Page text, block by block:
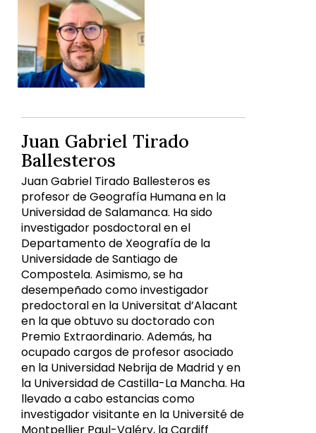
Juan Gabriel Tirado
Ballesteros
Juan Gabriel Tirado Ballesteros es
profesor de Geografía Humana en la
Universidad de Salamanca. Ha sido
investigador posdoctoral en el
Departamento de Xeografía de la
Universidade de Santiago de
Compostela. Asimismo, se ha
desempeñado como investigador
predoctoral en la Universitat d’Alacant
en la que obtuvo su doctorado con
Premio Extraordinario. Además, ha
ocupado cargos de profesor asociado
en la Universidad Nebrija de Madrid y en
la Universidad de Castilla-La Mancha. Ha
llevado a cabo estancias como
investigador visitante en la Université de